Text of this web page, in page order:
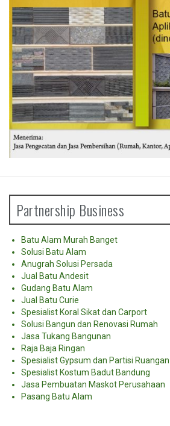
Partnership Business
Batu Alam Murah Banget
Solusi Batu Alam
Anugrah Solusi Persada
Jual Batu Andesit
Gudang Batu Alam
Jual Batu Curie
Spesialist Koral Sikat dan Carport
Solusi Bangun dan Renovasi Rumah
Jasa Tukang Bangunan
Raja Baja Ringan
Spesialist Gypsum dan Partisi Ruangan
Spesialist Kostum Badut Bandung
Jasa Pembuatan Maskot Perusahaan
Pasang Batu Alam